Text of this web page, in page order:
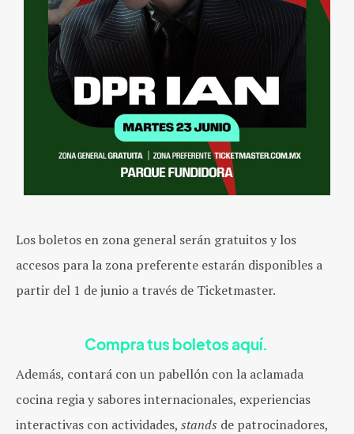
Los boletos en zona general serán gratuitos y los
accesos para la zona preferente estarán disponibles a
partir del 1 de junio a través de Ticketmaster.
Compra tus boletos aquí.
Además, contará con un pabellón con la aclamada
cocina regia y sabores internacionales, experiencias
interactivas con actividades, stands de patrocinadores,